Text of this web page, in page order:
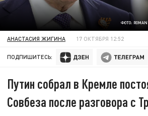
ФОТО: ROMAN
АНАСТАСИЯ ЖИГИНА 17 ОКТЯБРЯ 12:52
ПОДПИШИТЕСЬ:
Путин собрал в Кремле
Совбеза после разговора с